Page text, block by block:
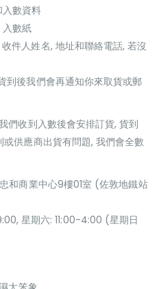
數資料
入數紙
件人姓名, 地址和聯絡電話, 若沒
到後我們會再通知你來取貨或郵
們收到入數後會安排訂貨, 貨到
供應商出貨有問題, 我們會全數
和商業中心9樓01室 (佐敦地鐵站
星期六: 11:00-4:00 (星期日